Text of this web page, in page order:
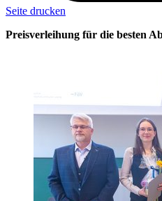
Seite drucken
Preisverleihung für die besten